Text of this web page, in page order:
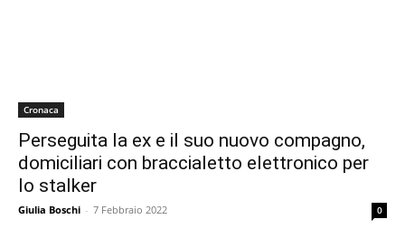
Cronaca
Perseguita la ex e il suo nuovo compagno,
domiciliari con braccialetto elettronico per
lo stalker
Giulia Boschi - 7 Febbraio 2022 0